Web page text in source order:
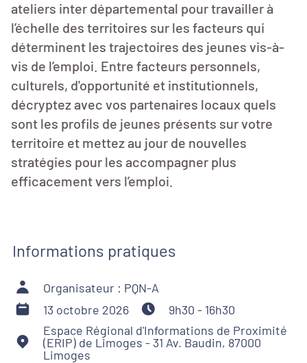
ateliers inter départemental pour travailler à
l’échelle des territoires sur les facteurs qui
déterminent les trajectoires des jeunes vis-à-
vis de l’emploi. Entre facteurs personnels,
culturels, d'opportunité et institutionnels,
décryptez avec vos partenaires locaux quels
sont les profils de jeunes présents sur votre
territoire et mettez au jour de nouvelles
stratégies pour les accompagner plus
efficacement vers l’emploi.
Informations pratiques
Organisateur : PQN-A
13 octobre 2026
9h30 - 16h30
Espace Régional d'Informations de Proximité
(ERIP) de Limoges - 31 Av. Baudin, 87000
Limoges